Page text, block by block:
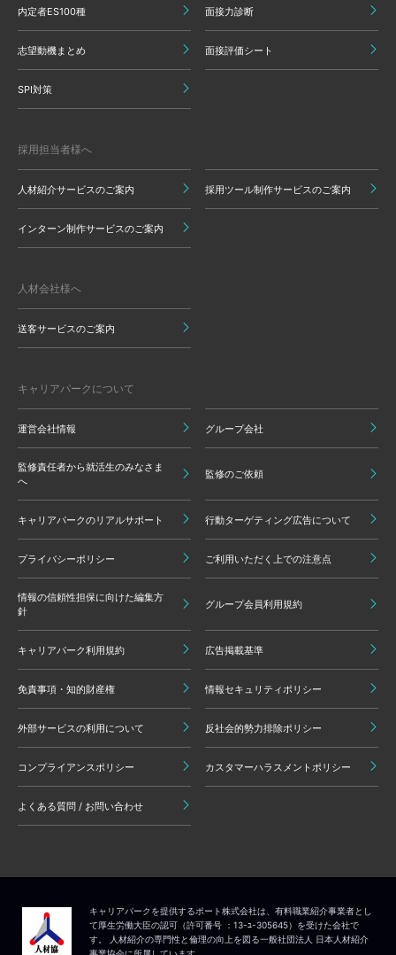
内定者ES100種 面接力診断
志望動機まとめ 面接評価シート
SPI対策
採用担当者様へ
人材紹介サービスのご案内 採用ツール制作サービスのご案内
インターン制作サービスのご案内
人材会社様へ
送客サービスのご案内
キャリアパークについて
運営会社情報 グループ会社
監修責任者から就活生のみなさま
へ
監修のご依頼
キャリアパークのリアルサポート 行動ターゲティング広告について
プライバシーポリシー ご利用いただく上での注意点
情報の信頼性担保に向けた編集方
針
グループ会員利用規約
キャリアパーク利用規約 広告掲載基準
免責事項・知的財産権 情報セキュリティポリシー
外部サービスの利用について 反社会的勢力排除ポリシー
コンプライアンスポリシー カスタマーハラスメントポリシー
よくある質問 / お問い合わせ